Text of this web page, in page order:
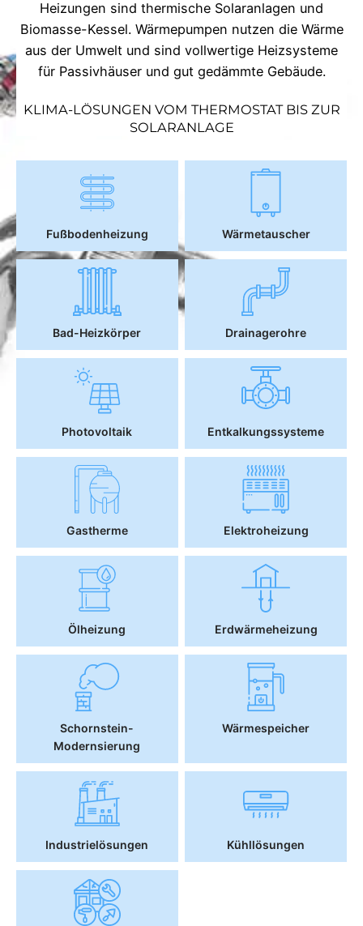
Heizungen sind thermische Solaranlagen und
Biomasse-Kessel. Wärmepumpen nutzen die Wärme
aus der Umwelt und sind vollwertige Heizsysteme
für Passivhäuser und gut gedämmte Gebäude.
KLIMA-LÖSUNGEN VOM THERMOSTAT BIS ZUR
SOLARANLAGE
Fußbodenheizung Wärmetauscher
Bad-Heizkörper Drainagerohre
Photovoltaik Entkalkungssysteme
Gastherme Elektroheizung
Ölheizung Erdwärmeheizung
Schornstein-
Modernsierung
Wärmespeicher
Industrielösungen Kühllösungen